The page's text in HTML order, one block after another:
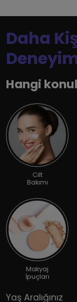
Daha
Hangi
Cilt
Bakımı
Makyaj
İpuçları
Yaş Aralığınız